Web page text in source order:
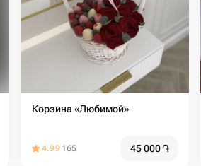
Корзина «Любимой»
4.99 165 45 000֏